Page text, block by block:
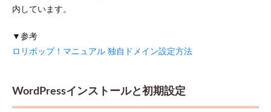
内しています。
▼参考
ロリポップ！マニュアル 独自ドメイン設定方法
WordPressインストールと初期設定